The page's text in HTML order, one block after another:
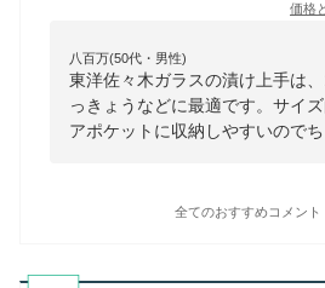
価格
八百万(50代・男性)
東洋佐々木ガラスの漬け上手は
っきょうなどに最適です。サイ
アポケットに収納しやすいのでち
全てのおすすめコメント